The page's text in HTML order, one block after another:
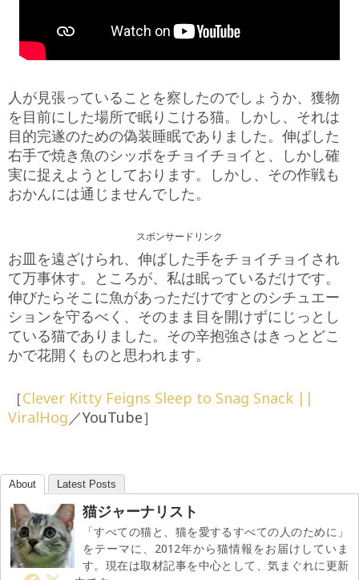
人が見張っていることを察したのでしょうか、獲物
を目前にした場所で眠りこける猫。しかし、それは
目的完遂のための偽装睡眠でありました。伸ばした
右手で焼き魚のシッポをチョイチョイと、しかし確
実に捉えようとしております。しかし、その作戦も
おかんには通じませんでした。
スポンサードリンク
お皿を遠ざけられ、伸ばした手をチョイチョイされ
て万事休す。ところが、私は眠っているだけです。
伸びたらそこに魚があっただけですとのシチュエー
ションを守るべく、そのまま目を開けずにじっとし
ている猫でありました。その辛抱強さはきっとどこ
かで花開くものと思われます。
［Clever Kitty Feigns Sleep to Snag Snack ||
ViralHog／YouTube］
About Latest Posts
猫ジャーナリスト
「すべての猫と、猫を愛するすべての人のために」
をテーマに、2012年から猫情報をお届けしていま
す。現在は取材記事を中心として、気まぐれに更新